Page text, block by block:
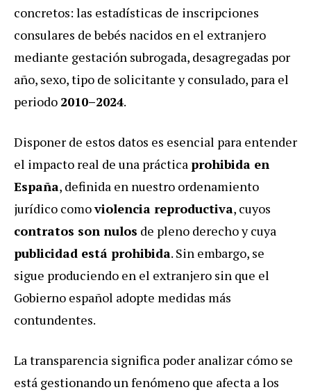
concretos: las estadísticas de inscripciones
consulares de bebés nacidos en el extranjero
mediante gestación subrogada, desagregadas por
año, sexo, tipo de solicitante y consulado, para el
periodo 2010–2024.
Disponer de estos datos es esencial para entender
el impacto real de una prácticaprohibida en
España, definida en nuestro ordenamiento
jurídico comoviolencia reproductiva, cuyos
contratos son nulos de pleno derecho y cuya
publicidad está prohibida. Sin embargo, se
sigue produciendo en el extranjero sin que el
Gobierno español adopte medidas más
contundentes.
La transparencia significa poder analizar cómo se
está gestionando un fenómeno que afecta a los